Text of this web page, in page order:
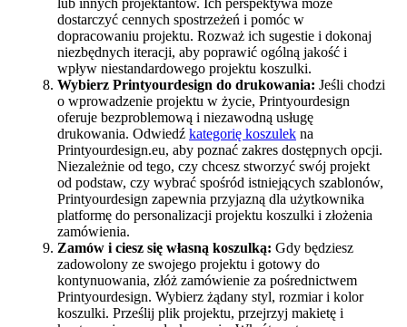
dostarczyć cennych spostrzeżeń i pomóc w
dopracowaniu projektu. Rozważ ich sugestie i dokonaj
niezbędnych iteracji, aby poprawić ogólną jakość i
wpływ niestandardowego projektu koszulki.
Wybierz Printyourdesign do drukowania: Jeśli chodzi
o wprowadzenie projektu w życie, Printyourdesign
oferuje bezproblemową i niezawodną usługę
drukowania. Odwiedź kategorię koszulek na
Printyourdesign.eu, aby poznać zakres dostępnych opcji.
Niezależnie od tego, czy chcesz stworzyć swój projekt
od podstaw, czy wybrać spośród istniejących szablonów,
Printyourdesign zapewnia przyjazną dla użytkownika
platformę do personalizacji projektu koszulki i złożenia
zamówienia.
Zamów i ciesz się własną koszulką: Gdy będziesz
zadowolony ze swojego projektu i gotowy do
kontynuowania, złóż zamówienie za pośrednictwem
Printyourdesign. Wybierz żądany styl, rozmiar i kolor
koszulki. Prześlij plik projektu, przejrzyj makietę i